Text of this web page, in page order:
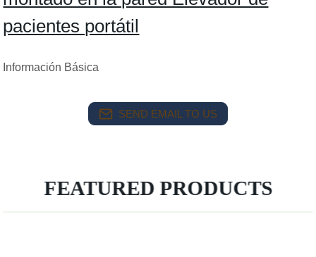
pacientes portátil
Información Básica
SEND EMAIL TO US
FEATURED PRODUCTS